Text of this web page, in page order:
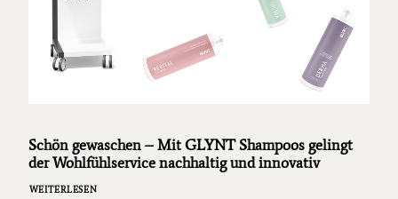
Schön gewaschen – Mit GLYNT Shampoos gelingt
der Wohlfühlservice nachhaltig und innovativ
WEITERLESEN